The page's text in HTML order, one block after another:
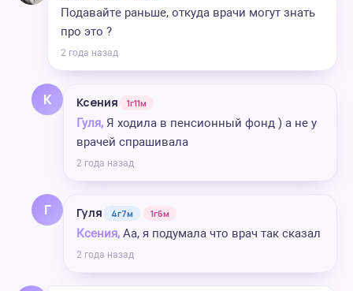
Подавайте раньше, откуда врачи могут знать
про это ?
2 года назад
К Ксения 1г11м
Гуля, Я ходила в пенсионный фонд ) а не у
врачей спрашивала
2 года назад
Г Гуля 4г7м 1г6м
Ксения, Аа, я подумала что врач так сказал
2 года назад